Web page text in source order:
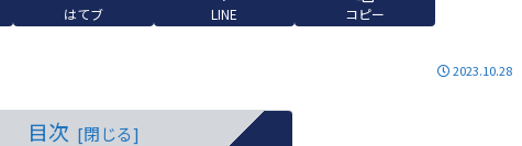
はてブ LINE コピー
2023.10.28
目次